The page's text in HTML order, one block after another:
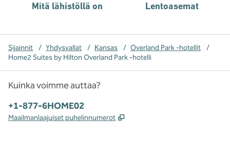
Mitä lähistöllä on Lentoasemat
Sijainnit / Yhdysvallat / Kansas / Overland Park -hotellit
/
Home2 Suites by Hilton Overland Park -hotelli
Kuinka voimme auttaa?
Puhelin:
+1-877-6HOME02
Maailmanlaajuiset puhelinnumerot ,